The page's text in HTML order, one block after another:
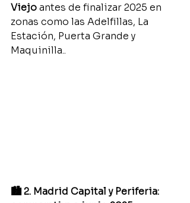
Viejo antes de finalizar 2025 en
zonas como las Adelfillas, La
Estación, Puerta Grande y
Maquinilla..
🏙️ 2. Madrid Capital y Periferia: